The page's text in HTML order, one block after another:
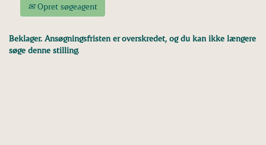
Opret søgeagent
Beklager. Ansøgningsfristen er overskredet, og du kan ikke længere
søge denne stilling.